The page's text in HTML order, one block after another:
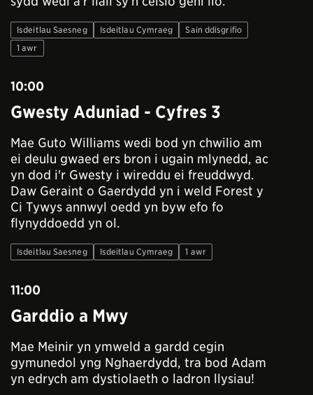
Isdeitlau Saesneg Isdeitlau Cymraeg
Sain ddisgrifio
1 awr
10:00
Gwesty Aduniad - Cyfres 3
Mae Guto Williams wedi bod yn chwilio am
ei deulu gwaed ers bron i ugain mlynedd, ac
yn dod i'r Gwesty i wireddu ei freuddwyd.
Daw Geraint o Gaerdydd yn i weld Forest y
Ci Tywys annwyl oedd yn byw efo fo
flynyddoedd yn ol.
Isdeitlau Saesneg Isdeitlau Cymraeg 1 awr
11:00
Garddio a Mwy
Mae Meinir yn ymweld a gardd cegin
gymunedol yng Nghaerdydd, tra bod Adam
yn edrych am dystiolaeth o ladron llysiau!